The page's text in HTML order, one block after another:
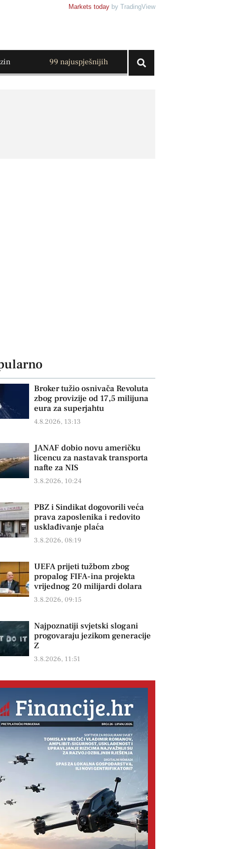
Markets today by TradingView
99 najuspješnijih
Broker tužio osnivača Revoluta
zbog provizije od 17,5 milijuna
eura za superjahtu
4.8.2026, 13:13
JANAF dobio novu američku
licencu za nastavak transporta
nafte za NIS
3.8.2026, 10:24
PBZ i Sindikat dogovorili veća
prava zaposlenika i redovito
usklađivanje plaća
3.8.2026, 08:19
UEFA prijeti tužbom zbog
propalog FIFA-ina projekta
vrijednog 20 milijardi dolara
3.8.2026, 09:15
Najpoznatiji svjetski slogani
progovaraju jezikom generacije
Z
3.8.2026, 11:51